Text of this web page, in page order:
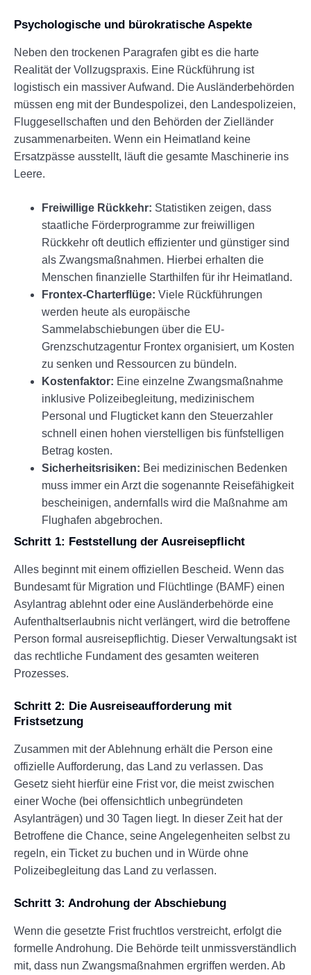
Psychologische und bürokratische Aspekte
Neben den trockenen Paragrafen gibt es die harte
Realität der Vollzugspraxis. Eine Rückführung ist
logistisch ein massiver Aufwand. Die Ausländerbehörden
müssen eng mit der Bundespolizei, den Landespolizeien,
Fluggesellschaften und den Behörden der Zielländer
zusammenarbeiten. Wenn ein Heimatland keine
Ersatzpässe ausstellt, läuft die gesamte Maschinerie ins
Leere.
Freiwillige Rückkehr: Statistiken zeigen, dass
staatliche Förderprogramme zur freiwilligen
Rückkehr oft deutlich effizienter und günstiger sind
als Zwangsmaßnahmen. Hierbei erhalten die
Menschen finanzielle Starthilfen für ihr Heimatland.
Frontex-Charterflüge: Viele Rückführungen
werden heute als europäische
Sammelabschiebungen über die EU-
Grenzschutzagentur Frontex organisiert, um Kosten
zu senken und Ressourcen zu bündeln.
Kostenfaktor: Eine einzelne Zwangsmaßnahme
inklusive Polizeibegleitung, medizinischem
Personal und Flugticket kann den Steuerzahler
schnell einen hohen vierstelligen bis fünfstelligen
Betrag kosten.
Sicherheitsrisiken: Bei medizinischen Bedenken
muss immer ein Arzt die sogenannte Reisefähigkeit
bescheinigen, andernfalls wird die Maßnahme am
Flughafen abgebrochen.
Schritt 1: Feststellung der Ausreisepflicht
Alles beginnt mit einem offiziellen Bescheid. Wenn das
Bundesamt für Migration und Flüchtlinge (BAMF) einen
Asylantrag ablehnt oder eine Ausländerbehörde eine
Aufenthaltserlaubnis nicht verlängert, wird die betroffene
Person formal ausreisepflichtig. Dieser Verwaltungsakt ist
das rechtliche Fundament des gesamten weiteren
Prozesses.
Schritt 2: Die Ausreiseaufforderung mit
Fristsetzung
Zusammen mit der Ablehnung erhält die Person eine
offizielle Aufforderung, das Land zu verlassen. Das
Gesetz sieht hierfür eine Frist vor, die meist zwischen
einer Woche (bei offensichtlich unbegründeten
Asylanträgen) und 30 Tagen liegt. In dieser Zeit hat der
Betroffene die Chance, seine Angelegenheiten selbst zu
regeln, ein Ticket zu buchen und in Würde ohne
Polizeibegleitung das Land zu verlassen.
Schritt 3: Androhung der Abschiebung
Wenn die gesetzte Frist fruchtlos verstreicht, erfolgt die
formelle Androhung. Die Behörde teilt unmissverständlich
mit, dass nun Zwangsmaßnahmen ergriffen werden. Ab